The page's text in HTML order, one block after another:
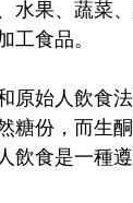
水果、蔬菜
工食品。
原始人飲食
糖份，而生
飲食是一種